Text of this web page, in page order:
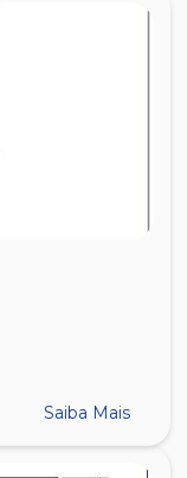
Saiba Mais